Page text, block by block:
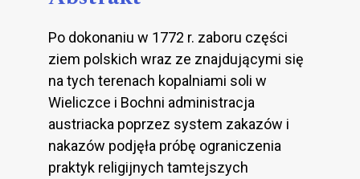
Po dokonaniu w 1772 r. zaboru części
ziem polskich wraz ze znajdującymi się
na tych terenach kopalniami soli w
Wieliczce i Bochni administracja
austriacka poprzez system zakazów i
nakazów podjęła próbę ograniczenia
praktyk religijnych tamtejszych